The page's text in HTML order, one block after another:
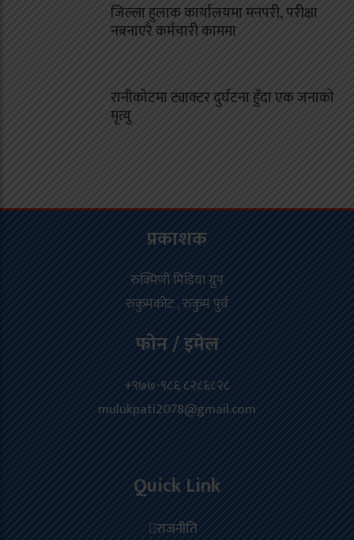
जिल्ला हुलाक कार्यालयमा मनपरी, परीक्षा
नबनाएरै कर्मचारी काममा
रानीकोटमा ट्याक्टर दुर्घटना हुँदा एक जनाको
मृत्यु
प्रकाशक
रुक्मिणी मिडिया ग्रुप
रुकुमकोट , रुकुम पुर्व
फोन / इमेल
+९७७-९८६ ८२८६८२८
mulukpati2078@gmail.com
Quick Link
राजनीति